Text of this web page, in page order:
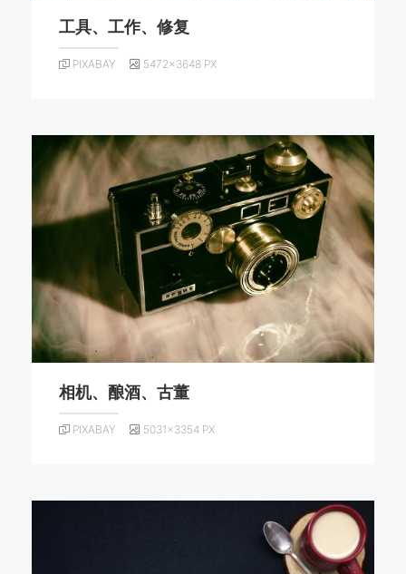
工具、工作、修复
PIXABAY 5472×3648 PX
相机、酿酒、古董
PIXABAY 5031×3354 PX